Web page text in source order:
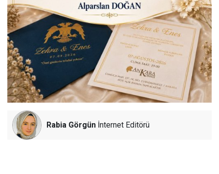
Rabia Görgün İnternet Editörü